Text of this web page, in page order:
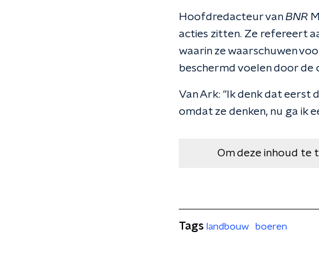
Hoofdredacteur vanBNR
acties zitten. Ze refereert
waarin ze waarschuwen
beschermd voelen door de
Van Ark: "Ik denk dat eerst
omdat ze denken, nu ga ik
Om deze inhoud te
Tags landbouw boeren